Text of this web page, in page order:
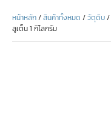
หน้าหลัก/สินค้าทั้งหมด /วัตุดิบ/
ลูเต็น 1 กิโลกรัม